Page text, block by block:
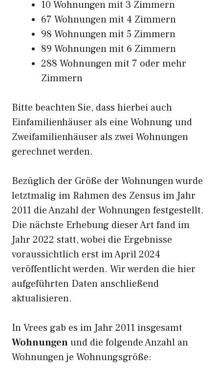
10 Wohnungen mit 3 Zimmern
67 Wohnungen mit 4 Zimmern
98 Wohnungen mit 5 Zimmern
89 Wohnungen mit 6 Zimmern
288 Wohnungen mit 7 oder mehr
Zimmern
Bitte beachten Sie, dass hierbei auch
Einfamilienhäuser als eine Wohnung und
Zweifamilienhäuser als zwei Wohnungen
gerechnet werden.
Bezüglich der Größe der Wohnungen wurde
letztmalig im Rahmen des Zensus im Jahr
2011 die Anzahl der Wohnungen festgestellt.
Die nächste Erhebung dieser Art fand im
Jahr 2022 statt, wobei die Ergebnisse
voraussichtlich erst im April 2024
veröffentlicht werden. Wir werden die hier
aufgeführten Daten anschließend
aktualisieren.
In Vrees gab es im Jahr 2011 insgesamt
Wohnungenund die folgende Anzahl an
Wohnungen je Wohnungsgröße: